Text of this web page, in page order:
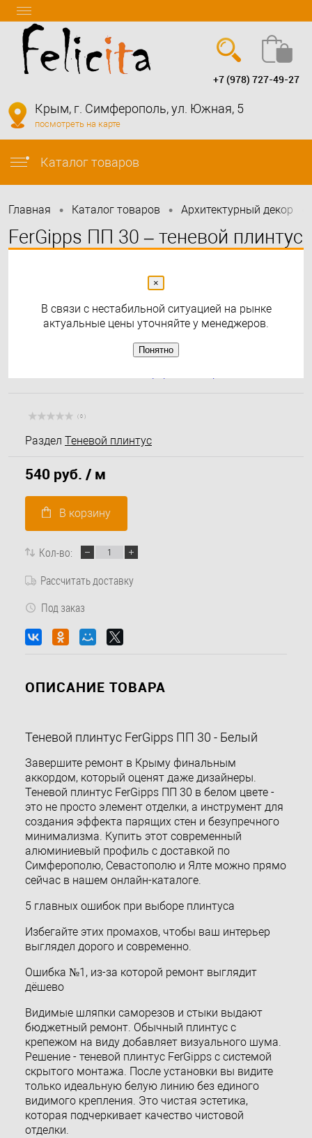
info@felicita-crimea.ru
+7 (978) 727-49-27
Крым, г. Симферополь, ул. Южная, 5
посмотреть на карте
Каталог товаров
Главная • Каталог товаров • Архитектурный декор
FerGipps ПП 30 – теневой плинтус
( 0 )
Раздел Теневой плинтус
540 руб. / м
В корзину
Кол-во:
Рассчитать доставку
Под заказ
ОПИСАНИЕ ТОВАРА
Теневой плинтус FerGipps ПП 30 - Белый
Завершите ремонт в Крыму финальным
аккордом, который оценят даже дизайнеры.
Теневой плинтус FerGipps ПП 30 в белом цвете -
это не просто элемент отделки, а инструмент для
создания эффекта парящих стен и безупречного
минимализма. Купить этот современный
алюминиевый профиль с доставкой по
Симферополю, Севастополю и Ялте можно прямо
сейчас в нашем онлайн-каталоге.
5 главных ошибок при выборе плинтуса
Избегайте этих промахов, чтобы ваш интерьер
выглядел дорого и современно.
Ошибка №1, из-за которой ремонт выглядит
дёшево
Видимые шляпки саморезов и стыки выдают
бюджетный ремонт. Обычный плинтус с
крепежом на виду добавляет визуального шума.
Решение - теневой плинтус FerGipps с системой
скрытого монтажа. После установки вы видите
только идеальную белую линию без единого
видимого крепления. Это чистая эстетика,
которая подчеркивает качество чистовой
отделки.
×
В связи с нестабильной ситуацией на рынке
актуальные цены уточняйте у менеджеров.
Понятно